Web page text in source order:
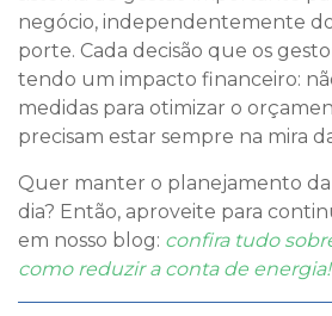
negócio, independentemente
porte. Cada decisão que os
tendo um impacto financeiro:
medidas para otimizar o
precisam estar sempre na mira
Quer manter o planejamento
dia? Então, aproveite para
em nosso blog: confira tudo
como reduzir a conta de energia!